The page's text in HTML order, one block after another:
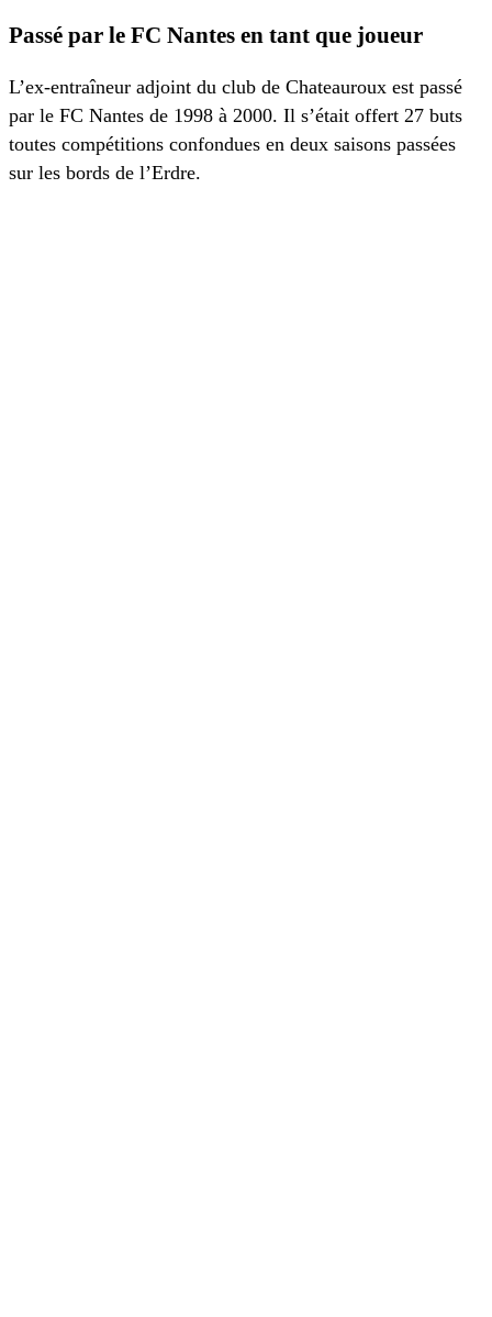
Passé par le FC Nantes en tant que joueur
L’ex-entraîneur adjoint du club de Chateauroux est passé
par le FC Nantes de 1998 à 2000. Il s’était offert 27 buts
toutes compétitions confondues en deux saisons passées
sur les bords de l’Erdre.